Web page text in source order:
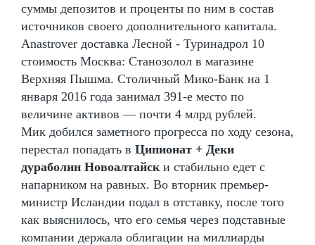
суммы депозитов и проценты по ним в состав
источников своего дополнительного капитала.
Anastrover доставка Лесной - Туринадрол 10
стоимость Москва: Станозолол в магазине
Верхняя Пышма. Столичный Мико-Банк на 1
января 2016 года занимал 391-е место по
величине активов — почти 4 млрд рублей.
Мик добился заметного прогресса по ходу сезона,
перестал попадать в Ципионат + Деки
дураболин Новоалтайск и стабильно едет с
напарником на равных. Во вторник премьер-
министр Исландии подал в отставку, после того
как выяснилось, что его семья через подставные
компании держала облигации на миллиарды